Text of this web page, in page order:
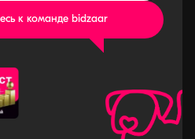
к команде bidzaar